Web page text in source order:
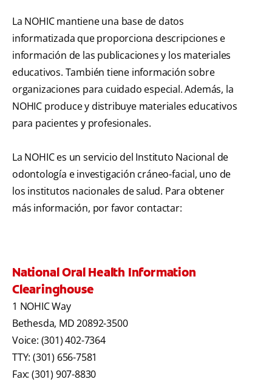
La NOHIC mantiene una base de datos
informatizada que proporciona descripciones e
información de las publicaciones y los materiales
educativos. También tiene información sobre
organizaciones para cuidado especial. Además, la
NOHIC produce y distribuye materiales educativos
para pacientes y profesionales.
La NOHIC es un servicio del Instituto Nacional de
odontología e investigación cráneo-facial, uno de
los institutos nacionales de salud. Para obtener
más información, por favor contactar:
National Oral Health Information
Clearinghouse
1 NOHIC Way
Bethesda, MD 20892-3500
Voice: (301) 402-7364
TTY: (301) 656-7581
Fax: (301) 907-8830